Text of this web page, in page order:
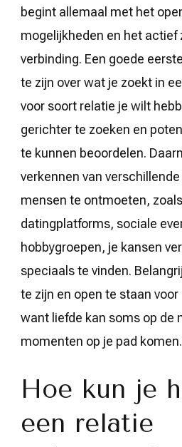
begint allemaal met het
mogelijkheden en het actief
verbinding. Een goede
te zijn over wat je zoekt in
voor soort relatie je wilt
gerichter te zoeken en
te kunnen beoordelen.
verkennen van
mensen te ontmoeten,
datingplatforms, sociale
hobbygroepen, je kansen
speciaals te vinden.
te zijn en open te staan
want liefde kan soms op de
momenten op je pad komen.
Hoe kun je
een relatie